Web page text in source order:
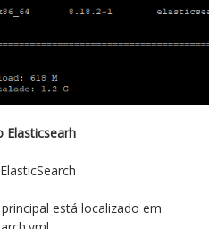
Elasticsearh
está localizado em